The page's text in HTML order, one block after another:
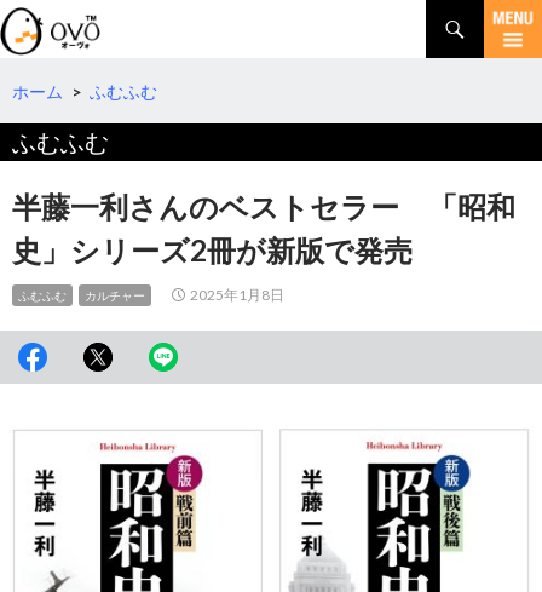
検
索
コ
テ
へ
動
ホーム > ふむふむ
ふむふむ
半藤一利さんのベストセラー 「昭和
史」シリーズ2冊が新版で発売
ふむふむ カルチャー 2025年1月8日